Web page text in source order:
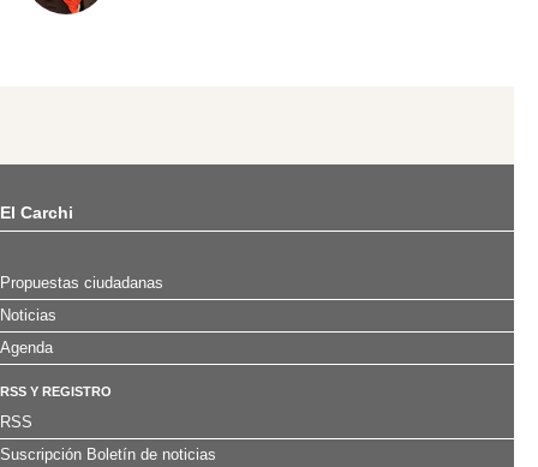
El Carchi
Propuestas ciudadanas
Noticias
Agenda
RSS Y REGISTRO
RSS
Suscripción Boletín de noticias